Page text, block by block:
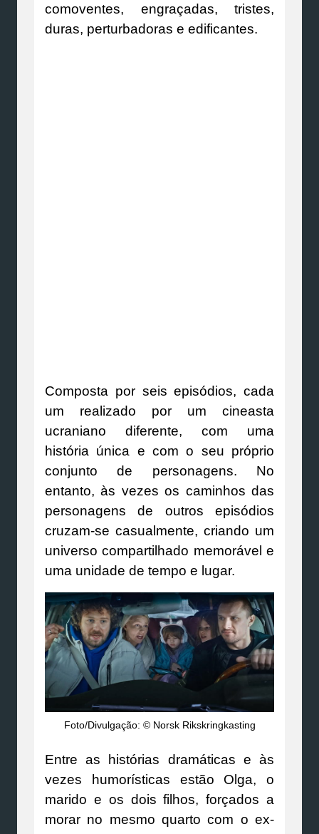
comoventes, engraçadas, tristes,
duras, perturbadoras e edificantes.
Composta por seis episódios, cada
um realizado por um cineasta
ucraniano diferente, com uma
história única e com o seu próprio
conjunto de personagens. No
entanto, às vezes os caminhos das
personagens de outros episódios
cruzam-se casualmente, criando um
universo compartilhado memorável e
uma unidade de tempo e lugar.
Foto/Divulgação: © Norsk Rikskringkasting
Entre as histórias dramáticas e às
vezes humorísticas estão Olga, o
marido e os dois filhos, forçados a
morar no mesmo quarto com o ex-